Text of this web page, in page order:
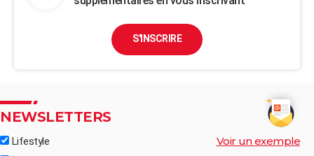
S'INSCRIRE
NEWSLETTERS
Lifestyle Voir un exemple